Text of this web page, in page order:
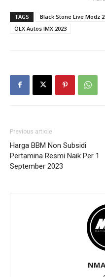
TAGS Black Stone Live Modz
OLX Autos IMX 2023
Previous article
Harga BBM Non Subsidi
Pertamina Resmi Naik Per 1
September 2023